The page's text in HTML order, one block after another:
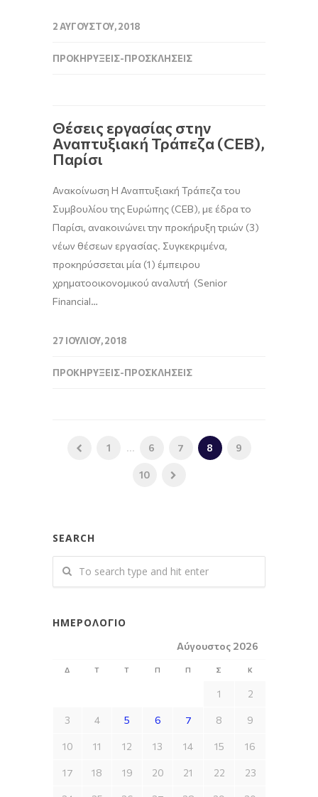
2 ΑΥΓΟΎΣΤΟΥ, 2018
ΠΡΟΚΗΡΎΞΕΙΣ-ΠΡΟΣΚΛΉΣΕΙΣ
Θέσεις εργασίας στην
Αναπτυξιακή Τράπεζα (CEB),
Παρίσι
Ανακοίνωση Η Αναπτυξιακή Τράπεζα του
Συμβουλίου της Ευρώπης (CEB), με έδρα το
Παρίσι, ανακοινώνει την προκήρυξη τριών (3)
νέων θέσεων εργασίας. Συγκεκριμένα,
προκηρύσσεται μία (1) έμπειρου
χρηματοοικονομικού αναλυτή (Senior
Financial…
27 ΙΟΥΛΊΟΥ, 2018
ΠΡΟΚΗΡΎΞΕΙΣ-ΠΡΟΣΚΛΉΣΕΙΣ
1 ... 6 7 8 9
10
SEARCH
ΗΜΕΡΟΛΌΓΙΟ
Αύγουστος 2026
Δ Τ Τ Π Π Σ Κ
1 2
3 4 5 6 7 8 9
10 11 12 13 14 15 16
17 18 19 20 21 22 23